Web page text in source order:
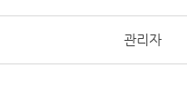
관리자